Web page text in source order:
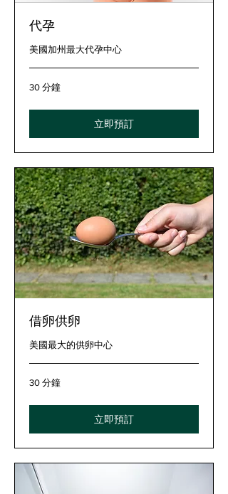
代孕
美國加州最大代孕中心
30 分鐘
立即預訂
借卵供卵
美國最大的供卵中心
30 分鐘
立即預訂